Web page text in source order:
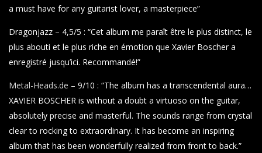
a must have for any guitarist lover, a masterpiece”
Dragonjazz – 4,5/5 : “Cet album me paraît être le plus distinct, le
plus abouti et le plus riche en émotion que Xavier Boscher a
enregistré jusqu’ici. Recommandé!”
Metal-Heads.de – 9/10 : “The album has a transcendental aura…
XAVIER BOSCHER is without a doubt a virtuoso on the guitar,
absolutely precise and masterful. The sounds range from crystal
clear to rocking to extraordinary. It has become an inspiring
album that has been wonderfully realized from front to back.”